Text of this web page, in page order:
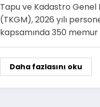
Tapu ve Kadastro Genel
(TKGM), 2026 yılı
kapsamında 350 memur
Daha fazlasını oku